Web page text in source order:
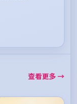
查看更多 →